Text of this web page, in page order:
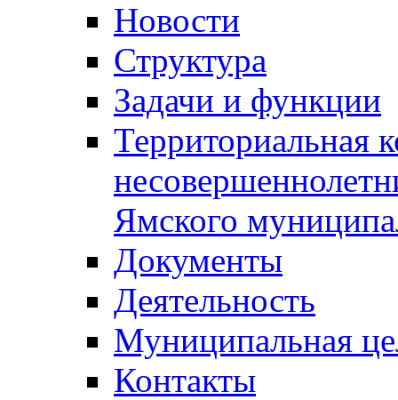
Новости
Структура
Задачи и функции
Территориальная
Ямского
Документы
Деятельность
Муниципальная
Контакты